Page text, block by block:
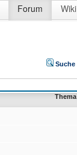
Forum Wiki
Suche
Thema